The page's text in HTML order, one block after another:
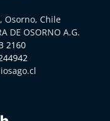
Osorno, Chile
DE OSORNO A.G.
2160